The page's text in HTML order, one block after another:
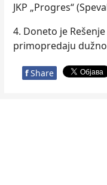
JKP „Progres“
4. Doneto je
primopredaju
f Share